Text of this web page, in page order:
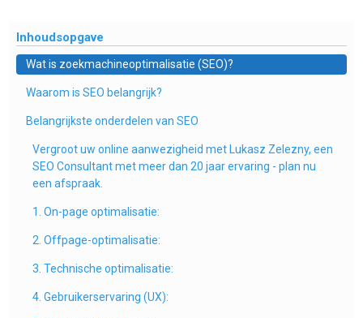
Inhoudsopgave
Wat is zoekmachineoptimalisatie (SEO)?
Waarom is SEO belangrijk?
Belangrijkste onderdelen van SEO
Vergroot uw online aanwezigheid met Lukasz Zelezny, een
SEO Consultant met meer dan 20 jaar ervaring - plan nu
een afspraak.
1. On-page optimalisatie:
2. Offpage-optimalisatie:
3. Technische optimalisatie:
4. Gebruikerservaring (UX):